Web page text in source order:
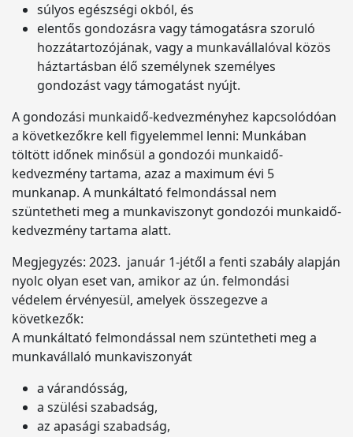
súlyos egészségi okból, és
elentős gondozásra vagy támogatásra szoruló
hozzátartozójának, vagy a munkavállalóval közös
háztartásban élő személynek személyes
gondozást vagy támogatást nyújt.
A gondozási munkaidő-kedvezményhez kapcsolódóan
a következőkre kell figyelemmel lenni: Munkában
töltött időnek minősül a gondozói munkaidő-
kedvezmény tartama, azaz a maximum évi 5
munkanap. A munkáltató felmondással nem
szüntetheti meg a munkaviszonyt gondozói munkaidő-
kedvezmény tartama alatt.
Megjegyzés: 2023. január 1-jétől a fenti szabály alapján
nyolc olyan eset van, amikor az ún. felmondási
védelem érvényesül, amelyek összegezve a
következők:
A munkáltató felmondással nem szüntetheti meg a
munkavállaló munkaviszonyát
a várandósság,
a szülési szabadság,
az apasági szabadság,